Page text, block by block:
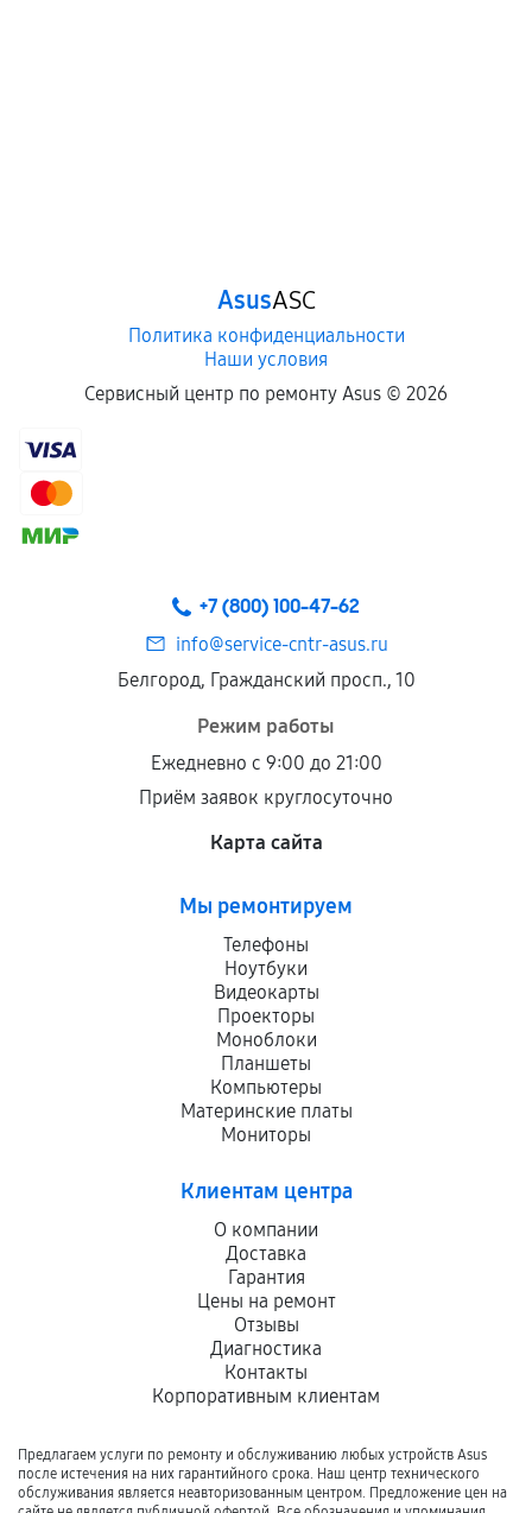
AsusASC
Политика конфиденциальности
Наши условия
Сервисный центр по ремонту Asus © 2026
+7 (800) 100-47-62
info@service-cntr-asus.ru
Белгород, Гражданский просп., 10
Режим работы
Ежедневно с 9:00 до 21:00
Приём заявок круглосуточно
Карта сайта
Мы ремонтируем
Телефоны
Ноутбуки
Видеокарты
Проекторы
Моноблоки
Планшеты
Компьютеры
Материнские платы
Мониторы
Клиентам центра
О компании
Доставка
Гарантия
Цены на ремонт
Отзывы
Диагностика
Контакты
Корпоративным клиентам
Предлагаем услуги по ремонту и обслуживанию любых устройств Asus
после истечения на них гарантийного срока. Наш центр технического
обслуживания является неавторизованным центром. Предложение цен на